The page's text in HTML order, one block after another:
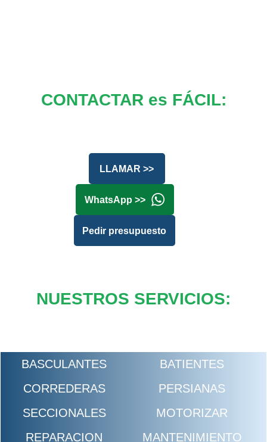
CONTACTAR es FÁCIL:
LLAMAR >>
WhatsApp >>
Pedir presupuesto
NUESTROS SERVICIOS:
BASCULANTES
BATIENTES
CORREDERAS
PERSIANAS
SECCIONALES
MOTORIZAR
REPARACION
MANTENIMIENTO